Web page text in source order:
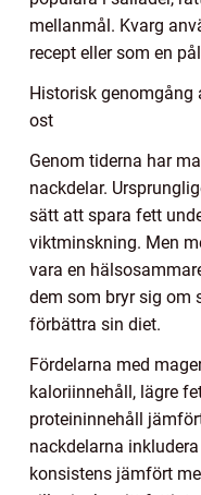
mellanmål. Kvarg
recept eller som en
Historisk genomgång
ost
Genom tiderna har
nackdelar.
sätt att spara fett
viktminskning. Men
vara en
dem som bryr sig om
förbättra sin diet.
Fördelarna med
kaloriinnehåll, lägre
proteininnehåll
nackdelarna
konsistens jämfört